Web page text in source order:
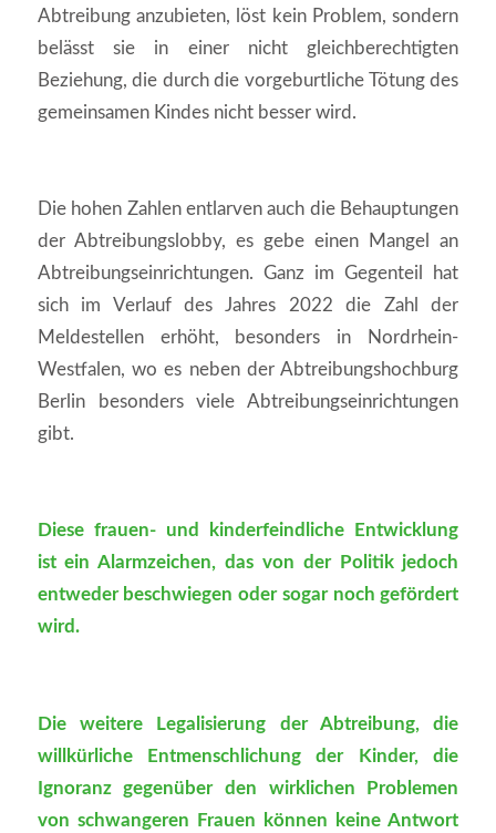
Abtreibung anzubieten, löst kein Problem, sondern
belässt sie in einer nicht gleichberechtigten
Beziehung, die durch die vorgeburtliche Tötung des
gemeinsamen Kindes nicht besser wird.
Die hohen Zahlen entlarven auch die Behauptungen
der Abtreibungslobby, es gebe einen Mangel an
Abtreibungseinrichtungen. Ganz im Gegenteil hat
sich im Verlauf des Jahres 2022 die Zahl der
Meldestellen erhöht, besonders in Nordrhein-
Westfalen, wo es neben der Abtreibungshochburg
Berlin besonders viele Abtreibungseinrichtungen
gibt.
Diese frauen- und kinderfeindliche Entwicklung
ist ein Alarmzeichen, das von der Politik jedoch
entweder beschwiegen oder sogar noch gefördert
wird.
Die weitere Legalisierung der Abtreibung, die
willkürliche Entmenschlichung der Kinder, die
Ignoranz gegenüber den wirklichen Problemen
von schwangeren Frauen können keine Antwort